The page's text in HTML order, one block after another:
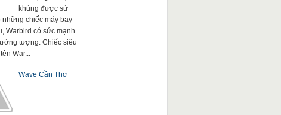
khủng được sử
những chiếc máy bay
Warbird có sức mạnh
tượng. Chiếc siêu
War...
Wave Cần Thơ